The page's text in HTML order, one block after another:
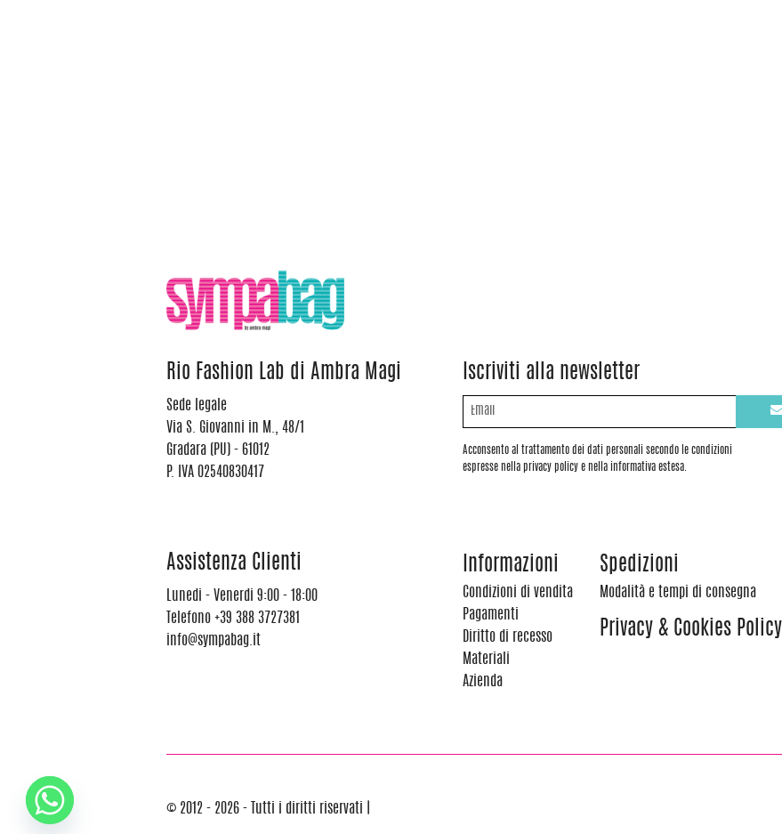
Rio Fashion Lab di Ambra Magi
Sede legale
Via S. Giovanni in M., 48/1
Gradara (PU) - 61012
P. IVA 02540830417
Iscriviti alla newsletter
Acconsento al trattamento dei dati personali secondo le condizioni
espresse nella privacy policy e nella informativa estesa.
Assistenza Clienti
Lunedi - Venerdi 9:00 - 18:00
Telefono +39 388 3727381
info@sympabag.it
Informazioni
Condizioni di vendita
Pagamenti
Diritto di recesso
Materiali
Azienda
Spedizioni
Modalità e tempi di consegna
Privacy & Cookies Policy
© 2012 - 2026 - Tutti i diritti riservati |